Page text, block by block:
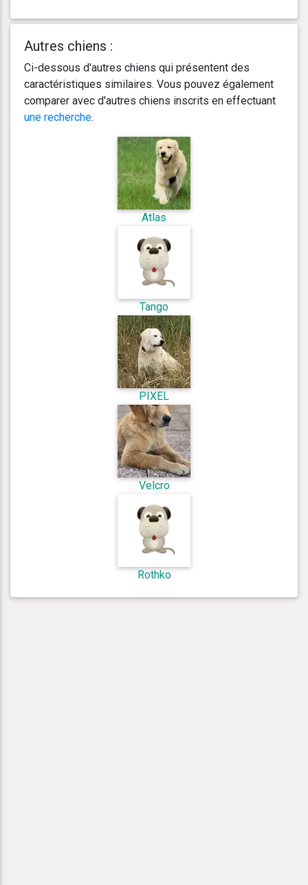
Autres chiens :
Ci-dessous d'autres chiens qui présentent des
caractéristiques similaires. Vous pouvez également
comparer avec d'autres chiens inscrits en effectuant
une recherche.
Atlas
Tango
PIXEL
Velcro
Rothko